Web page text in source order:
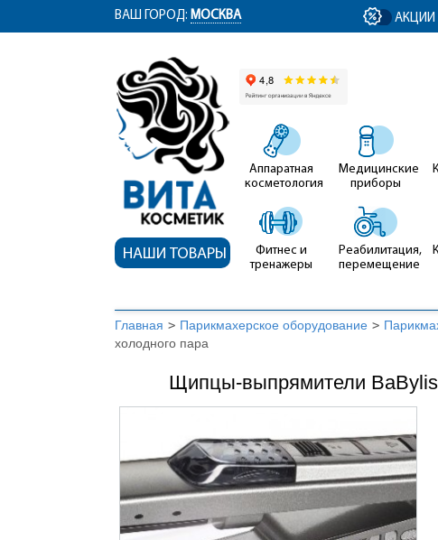
ym(12767704, 'getClientID', function(clientID) {
ВАШ ГОРОД: МОСКВА АКЦИИ
НАШИ ТОВАРЫ
Аппаратная
косметология
Медицинские
приборы
Фитнес и
тренажеры
Реабилитация,
перемещение
Главная > Парикмахерское оборудование >
холодного пара
Щипцы-выпрямители